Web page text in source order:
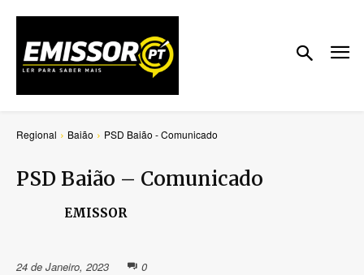
Regional Baião PSD Baião - Comunicado
PSD Baião – Comunicado
EMISSOR
24 de Janeiro, 2023 0